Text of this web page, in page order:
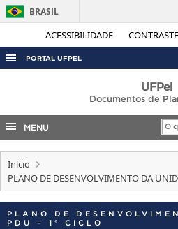
ACESSIBILIDADE CONTRASTE
BRASIL
PORTAL UFPEL
COBALTO
CONCURSOS
EDITAIS
INTERNACIONAL
OUVIDORIA
UFPel
Documentos de
MENU
Início
PLANO DE DESENVOLVIMENTO DA
PLANO DE
PDU – 1º CICLO